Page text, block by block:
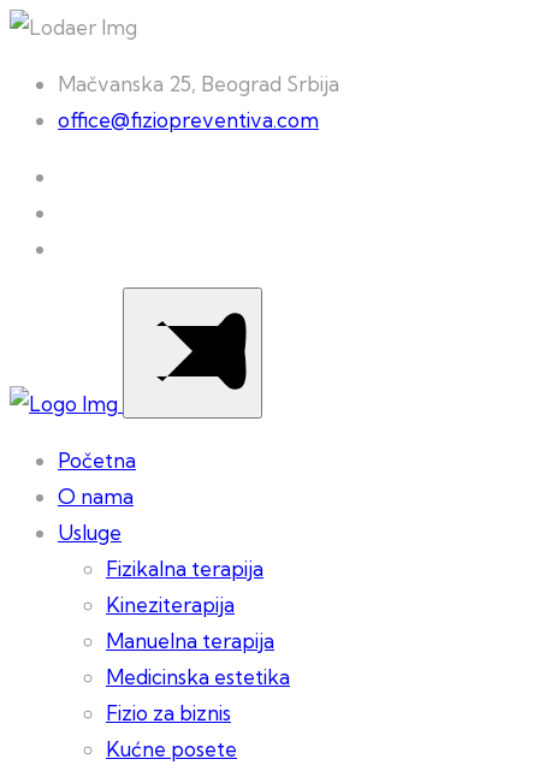
Mačvanska 25, Beograd Srbija
office@fiziopreventiva.com
Početna
O nama
Usluge
Fizikalna terapija
Kineziterapija
Manuelna terapija
Medicinska estetika
Fizio za biznis
Kućne posete